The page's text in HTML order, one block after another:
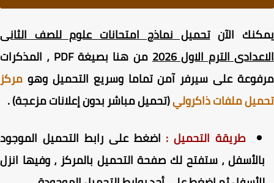
الآنتحميل نماذج امتحانات علوم للصف الثانى
الترم الاول 2026
من هنا بصيغة PDF ، المذكرات
على سيرفر آمن تماما وسريع التحميل وهومركز
ملفات ذاكرولي(تحميل مباشر بدون إعلانات مزعجة) .
طريقة التحميل :اضغط على رابط التحميل الموجود
، ستفتح لك صفحة التحميل بالمركز ، وفيها انزل